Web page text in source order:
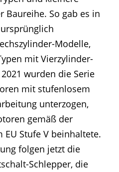
Baureihe. So gab es in
Modelle,
mit Vierzylinder-
wurden die Serie
mit stufenlosem
unterzogen,
gemäß der
Stufe V beinhaltete.
folgen jetzt die
Schlepper, die